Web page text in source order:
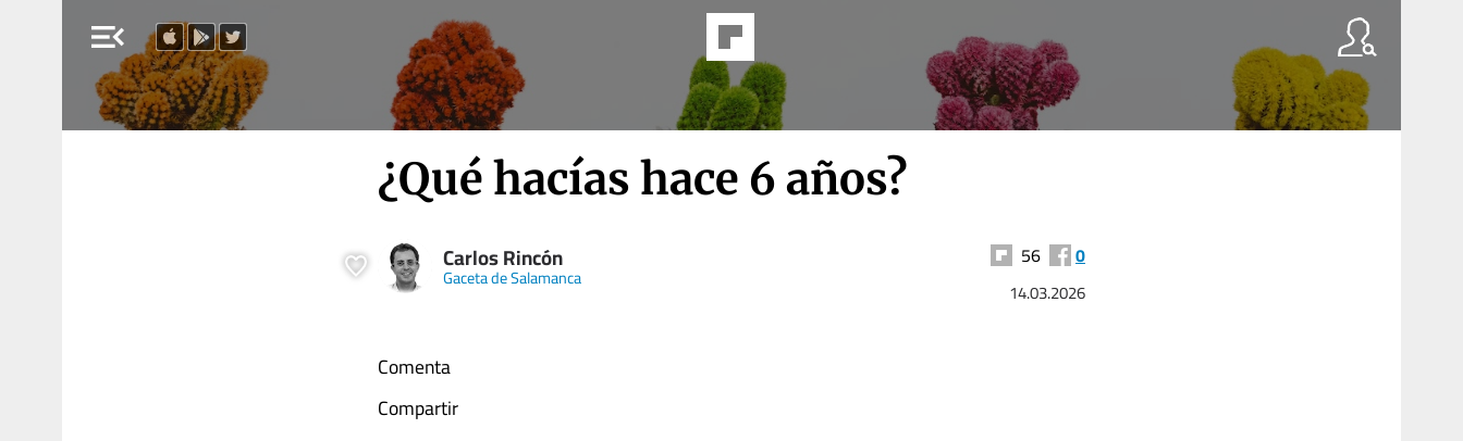
menu_open
¿Qué hacías hace 6 años?
Carlos Rincón
Gaceta de Salamanca
56 0
14.03.2026
Comenta
Compartir